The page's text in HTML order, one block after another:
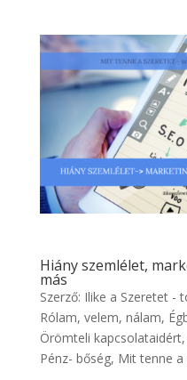
Hiány szemlélet,
más
Szerző: Ilike a Szeretet -
Rólam, velem, nálam,
Örömteli kapcsolataidért,
Pénz- bőség, Mit tenne a